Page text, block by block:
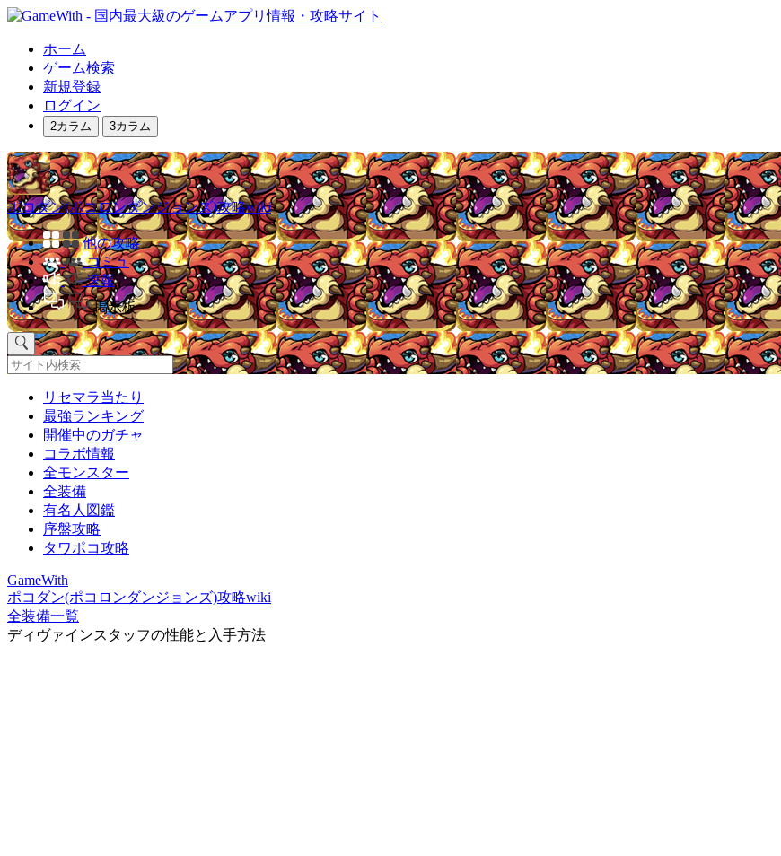
ホーム
ゲーム検索
新規登録
ログイン
2カラム 3カラム
ポコダン(ポコロンダンジョンズ)攻略wiki
他の攻略
コミュ
速報
掲示板
リセマラ当たり
最強ランキング
開催中のガチャ
コラボ情報
全モンスター
全装備
有名人図鑑
序盤攻略
タワポコ攻略
GameWith
ポコダン(ポコロンダンジョンズ)攻略wiki
全装備一覧
ディヴァインスタッフの性能と入手方法